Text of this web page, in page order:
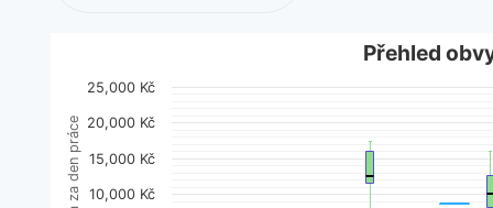
Boxplot with 2 data series. Box plot charts are
View as data table, Přehled obvyklých cen
The chart has 1 X axis displaying categories.
The chart has 1 Y axis displaying Cena za den
Cena za den práce
Přehled
10,000 Kč
15,000 Kč
20,000 Kč
25,000 Kč